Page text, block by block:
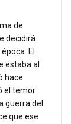
de
decidirá
El
estaba al
hace
el temor
guerra del
que ese